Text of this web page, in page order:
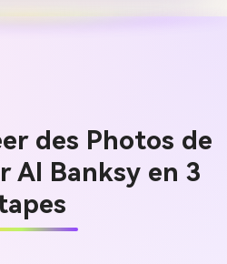
des Photos de
AI Banksy en 3